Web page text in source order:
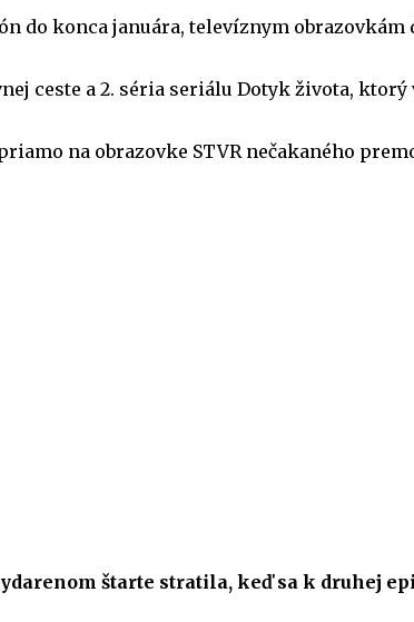
do konca januára, televíznym
ceste a 2. séria seriálu Dotyk života,
na obrazovke STVR nečakaného
štarte stratila, keď sa k druhej